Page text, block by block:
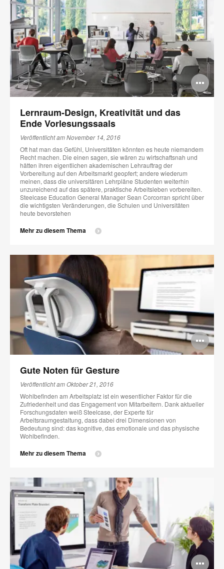
Lernraum-Design, Kreativität und das
Ende Vorlesungssaals
Veröffentlicht am November 14, 2016
Oft hat man das Gefühl, Universitäten könnten es heute niemandem
Recht machen. Die einen sagen, sie wären zu wirtschaftsnah und
hätten ihren eigentlichen akademischen Lehrauftrag der
Vorbereitung auf den Arbeitsmarkt geopfert; andere wiederum
meinen, dass die universitären Lehrpläne Studenten weiterhin
unzureichend auf das spätere, praktische Arbeitsleben vorbereiten.
Steelcase Education General Manager Sean Corcorran spricht über
die wichtigsten Veränderungen, die Schulen und Universitäten
heute bevorstehen
Mehr zu diesem Thema
Gute Noten für Gesture
Veröffentlicht am Oktober 21, 2016
Wohlbefinden am Arbeitsplatz ist ein wesentlicher Faktor für die
Zufriedenheit und das Engagement von Mitarbeitern. Dank aktueller
Forschungsdaten weiß Steelcase, der Experte für
Arbeitsraumgestaltung, dass dabei drei Dimensionen von
Bedeutung sind: das kognitive, das emotionale und das physische
Wohlbefinden.
Mehr zu diesem Thema